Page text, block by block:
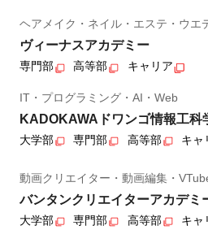
ヘアメイク・ネイル・エステ・ウエ
ヴィーナスアカデミー
専門部 高等部 キャリア
IT・プログラミング・AI・Web
KADOKAWAドワンゴ情報工科
大学部 専門部 高等部 キャ
動画クリエイター・動画編集・
バンタンクリエイターアカデミ
大学部 専門部 高等部 キャ